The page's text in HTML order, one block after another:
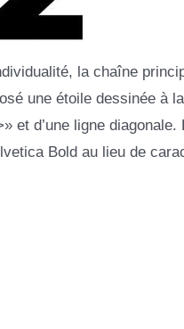
la chaîne
une étoile dessinée à
et d’une ligne diagonale.
Bold au lieu de